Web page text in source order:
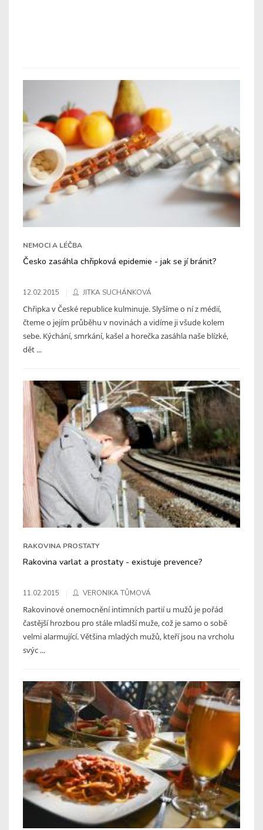
NEMOCI A LÉČBA
Česko zasáhla chřipková epidemie - jak se jí bránit?
12.02.2015 JITKA SUCHÁNKOVÁ
Chřipka v České republice kulminuje. Slyšíme o ní z médií,
čteme o jejím průběhu v novinách a vidíme ji všude kolem
sebe. Kýchání, smrkání, kašel a horečka zasáhla naše blízké,
dět ...
RAKOVINA PROSTATY
Rakovina varlat a prostaty - existuje prevence?
11.02.2015 VERONIKA TŮMOVÁ
Rakovinové onemocnění intimních partií u mužů je pořád
častější hrozbou pro stále mladší muže, což je samo o sobě
velmi alarmující. Většina mladých mužů, kteří jsou na vrcholu
svýc ...